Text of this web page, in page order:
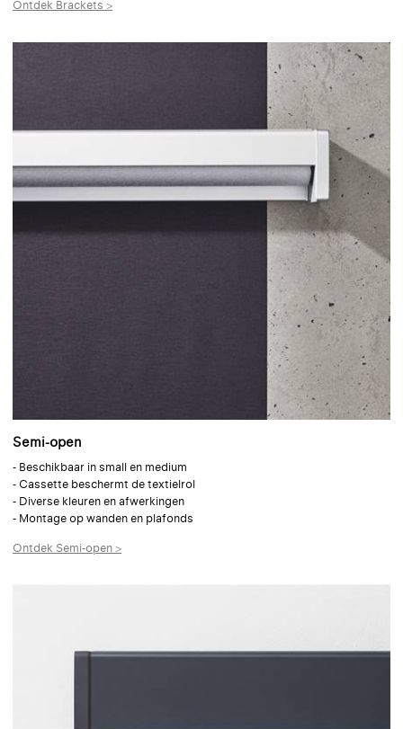
Ontdek Brackets >
Semi-open
- Beschikbaar in small en medium
- Cassette beschermt de textielrol
- Diverse kleuren en afwerkingen
- Montage op wanden en plafonds
Ontdek Semi-open >